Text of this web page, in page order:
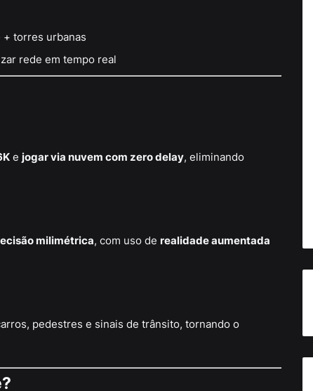
torres urbanas
rede em tempo real
e jogar via nuvem com zero delay, eliminando
milimétrica, com uso de realidade aumentada
pedestres e sinais de trânsito, tornando o